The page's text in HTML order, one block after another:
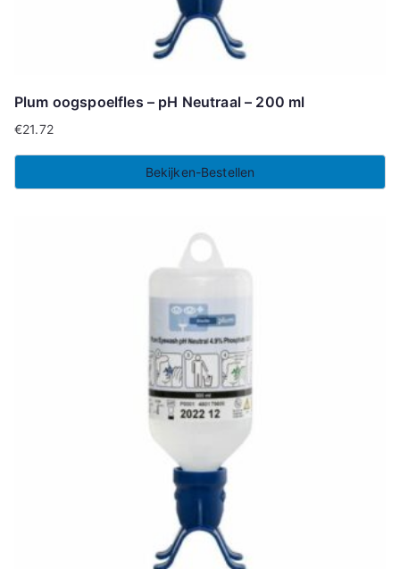
Plum oogspoelfles – pH Neutraal – 200 ml
€21.72
Bekijken-Bestellen